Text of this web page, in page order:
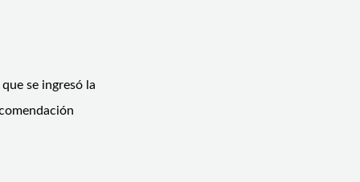
se ingresó la